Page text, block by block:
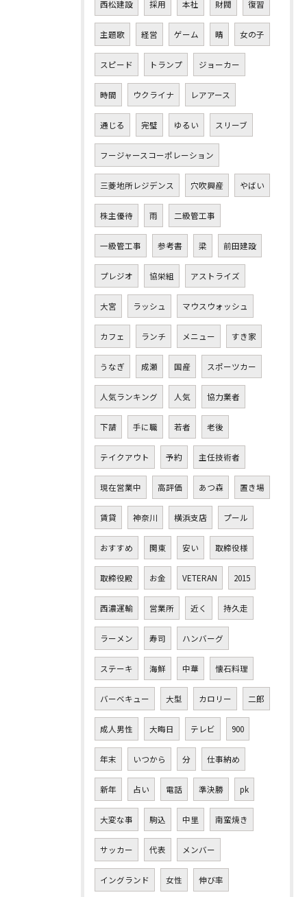
西松建設 採用 本社 財閥 復習
主題歌 経営 ゲーム 晴 女の子
スピード トランプ ジョーカー
時間 ウクライナ レアアース
通じる 完璧 ゆるい スリーブ
フージャースコーポレーション
三菱地所レジデンス 穴吹興産 やばい
株主優待 雨 二級管工事
一級管工事 参考書 梁 前田建設
プレジオ 協栄組 アストライズ
大宮 ラッシュ マウスウォッシュ
カフェ ランチ メニュー すき家
うなぎ 成瀬 国産 スポーツカー
人気ランキング 人気 協力業者
下請 手に職 若者 老後
テイクアウト 予約 主任技術者
現在営業中 高評価 あつ森 置き場
賃貸 神奈川 横浜支店 プール
おすすめ 関東 安い 取締役様
取締役殿 お金 VETERAN 2015
西濃運輸 営業所 近く 持久走
ラーメン 寿司 ハンバーグ
ステーキ 海鮮 中華 懐石料理
バーベキュー 大型 カロリー 二郎
成人男性 大晦日 テレビ 900
年末 いつから 分 仕事納め
新年 占い 電話 準決勝 pk
大変な事 駒込 中里 南蛮焼き
サッカー 代表 メンバー
イングランド 女性 伸び率